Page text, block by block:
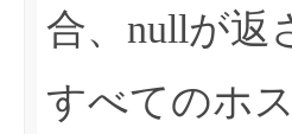
合、nullが返
すべてのホ